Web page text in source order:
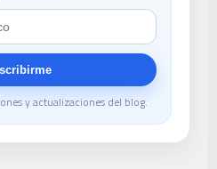
y actualizaciones del blog.